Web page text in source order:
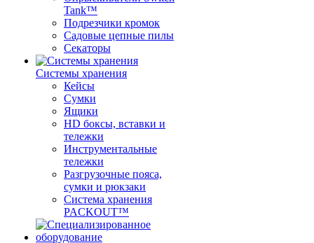
Tank™
Подрезчики кромок
Садовые цепные пилы
Секаторы
Системы хранения
Кейсы
Сумки
Ящики
HD боксы, вставки и
тележки
Инструментальные
тележки
Разгрузочные пояса,
сумки и рюкзаки
Система хранения
PACKOUT™